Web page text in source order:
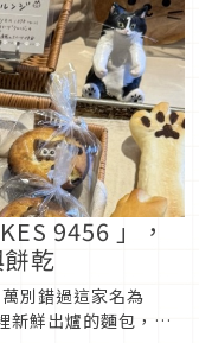
9456 」，
乾
別錯過這家名為
新鮮出爐的麵包，幾